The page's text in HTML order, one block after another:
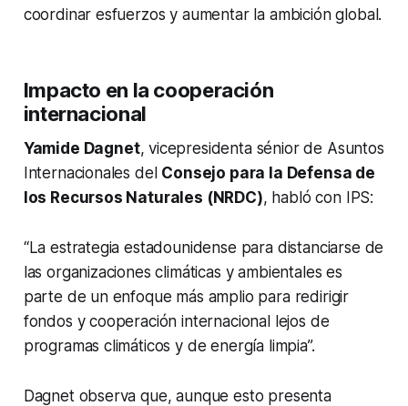
coordinar esfuerzos y aumentar la ambición global.
Impacto en la cooperación
internacional
Yamide Dagnet, vicepresidenta sénior de Asuntos
Internacionales del Consejo para la Defensa de
los Recursos Naturales (NRDC), habló con IPS:
“La estrategia estadounidense para distanciarse de
las organizaciones climáticas y ambientales es
parte de un enfoque más amplio para redirigir
fondos y cooperación internacional lejos de
programas climáticos y de energía limpia”.
Dagnet observa que, aunque esto presenta